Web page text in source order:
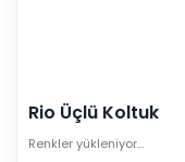
Rio Üçlü Koltuk
Renkler yükleniyor…